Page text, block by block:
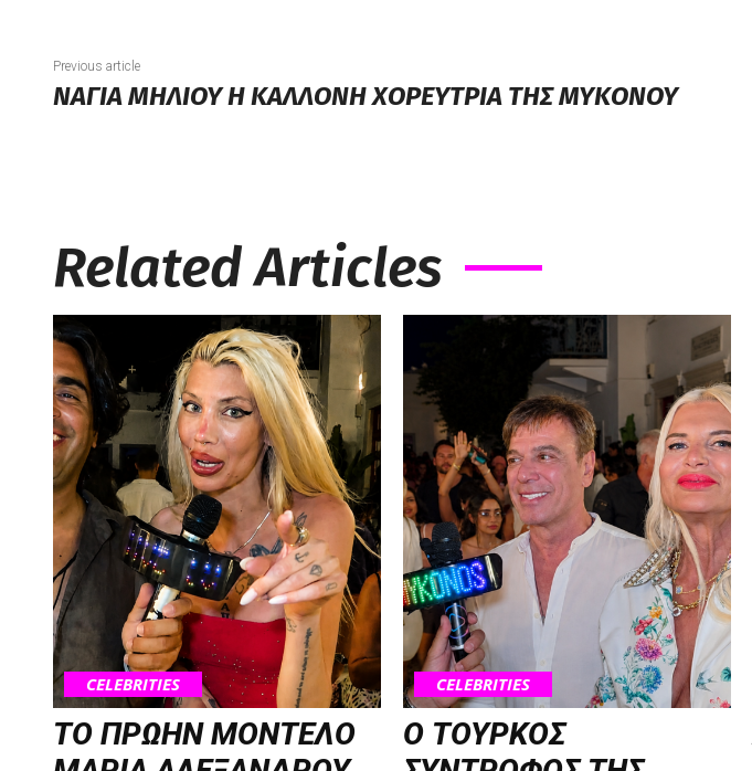
Previous article
ΝΑΓΙΑ ΜΗΛΙΟΥ Η ΚΑΛΛΟΝΗ ΧΟΡΕΥΤΡΙΑ ΤΗΣ ΜΥΚΟΝΟΥ
Related Articles
CELEBRITIES
ΤΟ ΠΡΩΗΝ ΜΟΝΤΕΛΟ
CELEBRITIES
Ο ΤΟΥΡΚΟΣ